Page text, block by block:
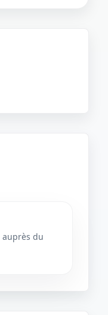
du